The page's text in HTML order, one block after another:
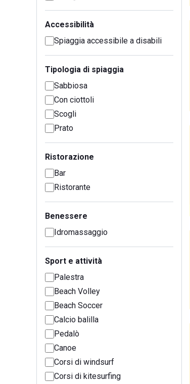
Accessibilità
Spiaggia accessibile a disabili
Tipologia di spiaggia
Sabbiosa
Con ciottoli
Scogli
Prato
Ristorazione
Bar
Ristorante
Benessere
Idromassaggio
Sport e attività
Palestra
Beach Volley
Beach Soccer
Calcio balilla
Pedalò
Canoe
Corsi di windsurf
Corsi di kitesurfing